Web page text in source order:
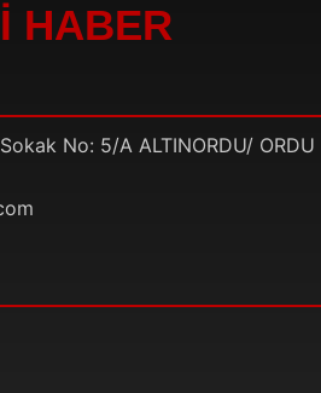
HABER
No: 5/A ALTINORDU/ ORDU